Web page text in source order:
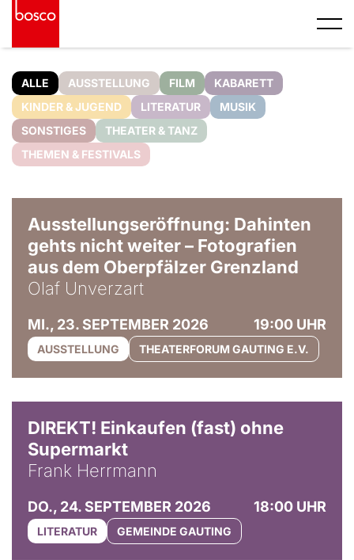
ALLE AUSSTELLUNG FILM
KABARETT
KINDER & JUGEND
LITERATUR
MUSIK
SONSTIGES
THEATER & TANZ
THEMEN & FESTIVALS
Ausstellungseröffnung: Dahinten
gehts nicht weiter – Fotografien
aus dem Oberpfälzer Grenzland
Olaf Unverzart
MI., 23. SEPTEMBER 2026 19:00 UHR
AUSSTELLUNG THEATERFORUM GAUTING E.V.
DIREKT! Einkaufen (fast) ohne
Supermarkt
Frank Herrmann
DO., 24. SEPTEMBER 2026 18:00 UHR
LITERATUR GEMEINDE GAUTING